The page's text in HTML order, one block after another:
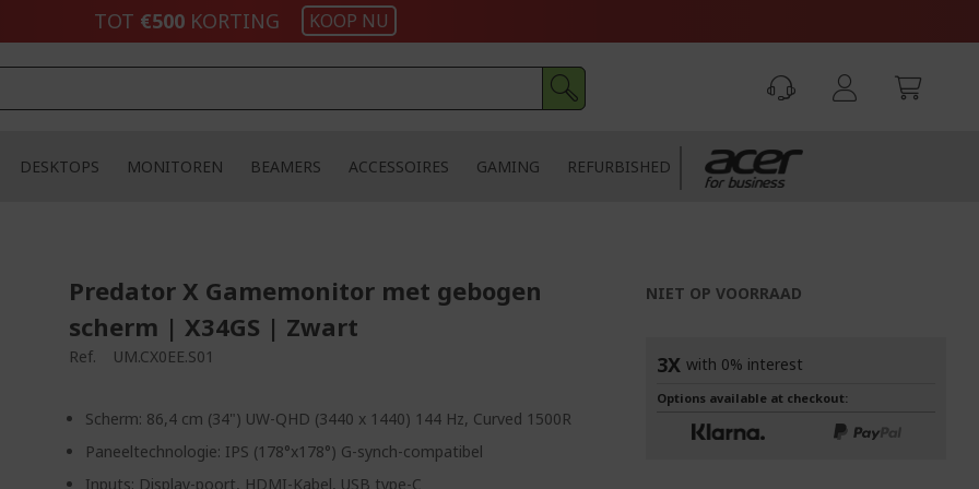
TOT €500KORTING KOOP NU
DESKTOPS MONITOREN BEAMERS ACCESSOIRES GAMING REFURBISHED
Predator X Gamemonitor met gebogen
scherm | X34GS | Zwart
Ref. UM.CX0EE.S01
Scherm: 86,4 cm (34") UW-QHD (3440 x 1440) 144 Hz, Curved 1500R
Paneeltechnologie: IPS (178°x178°) G-synch-compatibel
Inputs: Display-poort, HDMI-Kabel, USB type-C
NIET OP VOORRAAD
3X with 0% interest
Options available at checkout: